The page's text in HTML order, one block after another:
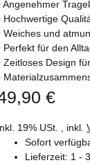
Angenehmer
Hochwertige
Weiches und
Perfekt für den
Zeitloses Design
€
19% USt. , inkl.
Sofort
Lieferzeit: 1 -